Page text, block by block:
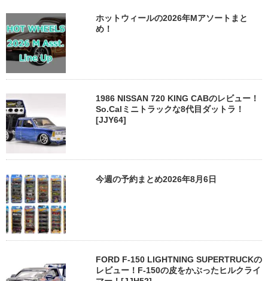
ホットウィールの2026年Mアソートまと
め！
1986 NISSAN 720 KING CABのレビュー！
So.Calミニトラックな8代目ダットラ！
[JJY64]
今週の予約まとめ2026年8月6日
FORD F-150 LIGHTNING SUPERTRUCKの
レビュー！F-150の皮をかぶったヒルクライ